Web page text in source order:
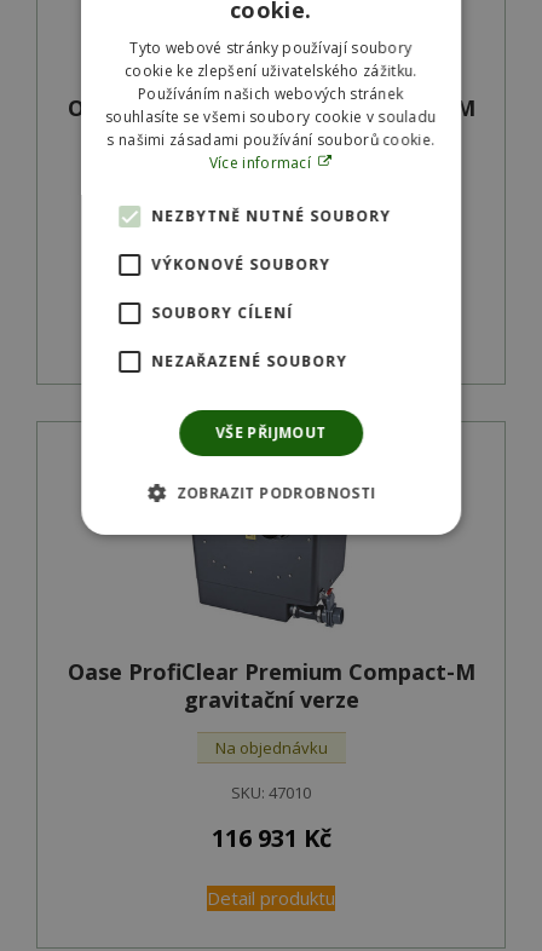
Oase ProfiClear Premium Compact-M
čerpadlová verze
SKU: 47008
115 788Kč
Oase ProfiClear Premium Compact-M
gravitační verze
Na objednávku
SKU: 47010
116 931 Kč
Detail produktu
cookie.
Tyto webové stránky používají soubory
cookie ke zlepšení uživatelského zážitku.
Používáním našich webových stránek
souhlasíte se všemi soubory cookie v souladu
s našimi zásadami používání souborů cookie.
Více informací
NEZBYTNĚ NUTNÉ SOUBORY
VÝKONOVÉ SOUBORY
SOUBORY CÍLENÍ
NEZAŘAZENÉ SOUBORY
VŠE PŘIJMOUT
ZOBRAZIT PODROBNOSTI